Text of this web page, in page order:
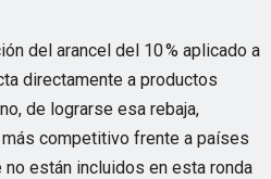
del arancel del 10 % aplicado a
directamente a productos
de lograrse esa rebaja,
más competitivo frente a países
están incluidos en esta ronda